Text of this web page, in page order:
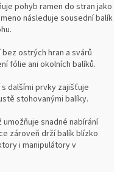
pohyb ramen do stran jako
následuje sousední balík
ostrých hran a svárů
fólie ani okolních balíků.
dalšími prvky zajišťuje
stohovanými balíky.
snadné nabírání
zároveň drží balík blízko
i manipulátory v